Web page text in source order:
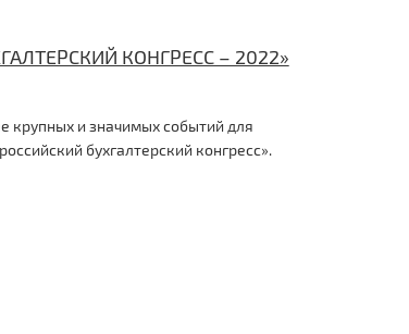
КОНГРЕСС – 2022»
крупных и значимых событий для
бухгалтерский конгресс».